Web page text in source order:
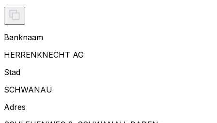
Banknaam
HERRENKNECHT AG
Stad
SCHWANAU
Adres